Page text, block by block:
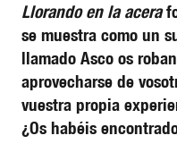
Llorando en la acera
se muestra como un
llamado Asco os
aprovecharse de
vuestra propia
¿Os habéis